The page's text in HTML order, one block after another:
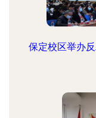
保定校区举办